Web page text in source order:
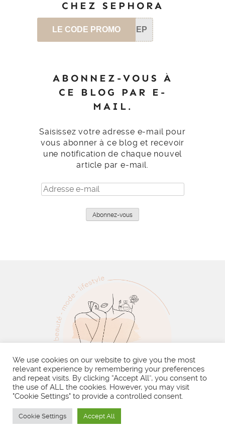
CHEZ SEPHORA
LE CODE PROMO SEP
ABONNEZ-VOUS À
CE BLOG PAR E-
MAIL.
Saisissez votre adresse e-mail pour
vous abonner à ce blog et recevoir
une notification de chaque nouvel
article par e-mail.
Adresse
e-
Abonnez-vous
BLOG À PROPOS
CONTACT
We use cookies on our website to give you the most
relevant experience by remembering your preferences
and repeat visits. By clicking “Accept All”, you consent to
the use of ALL the cookies. However, you may visit
"Cookie Settings" to provide a controlled consent.
Cookie Settings Accept All